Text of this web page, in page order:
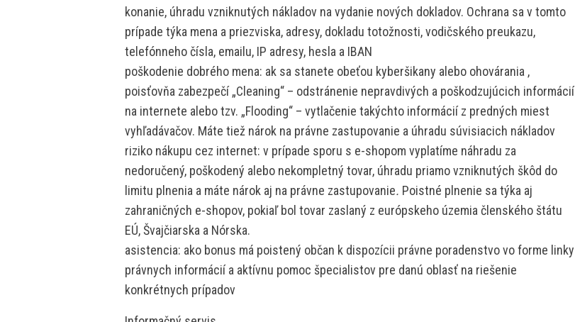
konanie, úhradu vzniknutých nákladov na vydanie nových dokladov. Ochrana sa v tomto
prípade týka mena a priezviska, adresy, dokladu totožnosti, vodičského preukazu,
telefónneho čísla, emailu, IP adresy, hesla a IBAN
poškodenie dobrého mena: ak sa stanete obeťou kyberšikany alebo ohovárania ,
poisťovňa zabezpečí „Cleaning“ – odstránenie nepravdivých a poškodzujúcich informácií
na internete alebo tzv. „Flooding“ – vytlačenie takýchto informácií z predných miest
vyhľadávačov. Máte tiež nárok na právne zastupovanie a úhradu súvisiacich nákladov
riziko nákupu cez internet: v prípade sporu s e-shopom vyplatíme náhradu za
nedoručený, poškodený alebo nekompletný tovar, úhradu priamo vzniknutých škôd do
limitu plnenia a máte nárok aj na právne zastupovanie. Poistné plnenie sa týka aj
zahraničných e-shopov, pokiaľ bol tovar zaslaný z európskeho územia členského štátu
EÚ, Švajčiarska a Nórska.
asistencia: ako bonus má poistený občan k dispozícii právne poradenstvo vo forme linky
právnych informácií a aktívnu pomoc špecialistov pre danú oblasť na riešenie
konkrétnych prípadov